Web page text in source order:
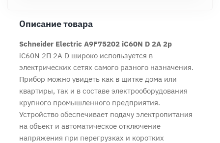
Описание товара
Schneider Electric A9F75202 iC60N D 2A 2p
iC60N 2П 2A D широко используется в
электрических сетях самого разного назначения.
Прибор можно увидеть как в щитке дома или
квартиры, так и в составе электрооборудования
крупного промышленного предприятия.
Устройство обеспечивает подачу электропитания
на объект и автоматическое отключение
напряжения при перегрузках и коротких